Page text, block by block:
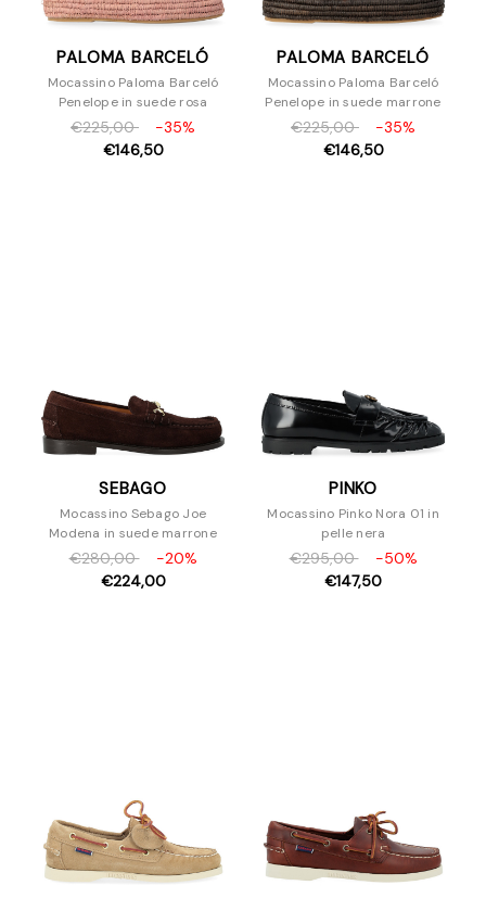
PALOMA BARCELÓ
Mocassino Paloma Barceló
Penelope in suede rosa
€225,00
-35%
€146,50
PALOMA BARCELÓ
Mocassino Paloma Barceló
Penelope in suede marrone
€225,00
-35%
€146,50
SEBAGO
Mocassino Sebago Joe
Modena in suede marrone
€280,00
-20%
€224,00
PINKO
Mocassino Pinko Nora 01 in
pelle nera
€295,00
-50%
€147,50